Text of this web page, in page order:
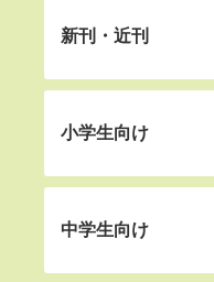
新刊・近刊
小学生向け
中学生向け